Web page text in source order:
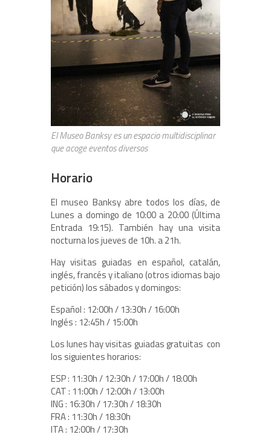
El Museo Banksy es un espacio multidisciplinar
que acoge eventos diversos
Horario
El museo Banksy abre todos los días, de
Lunes a domingo de 10:00 a 20:00 (Última
Entrada 19:15). También hay una visita
nocturna los jueves de 10h. a 21h.
Hay visitas guiadas en español, catalán,
inglés, francés y italiano (otros idiomas bajo
petición) los sábados y domingos:
Español : 12:00h / 13:30h / 16:00h
Inglés : 12:45h / 15:00h
Los lunes hay visitas guiadas gratuitas con
los siguientes horarios:
ESP : 11:30h / 12:30h / 17:00h / 18:00h
CAT : 11:00h / 12:00h / 13:00h
ING : 16:30h / 17:30h / 18:30h
FRA : 11:30h / 18:30h
ITA : 12:00h / 17:30h